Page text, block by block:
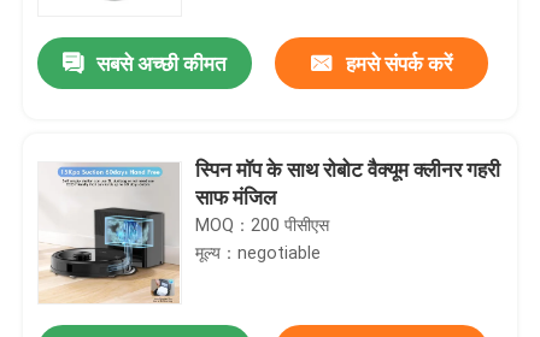
सबसे अच्छी कीमत हमसे संपर्क करें
स्पिन मॉप के साथ रोबोट वैक्यूम क्लीनर गहरी
साफ मंजिल
MOQ：200 पीसीएस
मूल्य：negotiable